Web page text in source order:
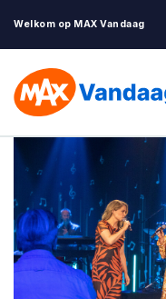
Welkom op MAX Vandaag